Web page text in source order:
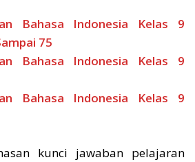
Bahasa Indonesia Kelas 9
75
Bahasa Indonesia Kelas 9
Bahasa Indonesia Kelas 9
kunci jawaban pelajaran